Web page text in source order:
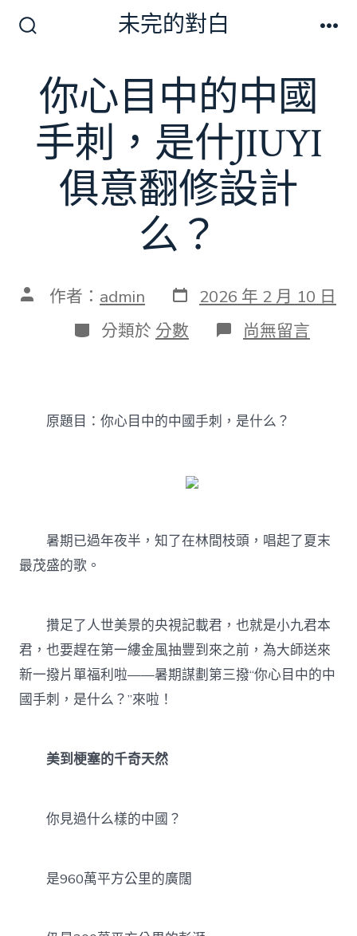
換
關
未完的對白
你心目中的中國
手刺，是什JIUYI
俱意翻修設計
么？
文 作者： admin 發
表
日
期
2026 年 2 月 10 日
分
類
分類於 分數 在
〈你
的
中
俱
意
計
么？〉
中
尚無留言
原題目：你心目中的中國手刺，是什么？
暑期已過年夜半，知了在林間枝頭，唱起了夏末
最茂盛的歌。
攢足了人世美景的央視記載君，也就是小九君本
君，也要趕在第一縷金風抽豐到來之前，為大師送來
新一撥片單福利啦——暑期謀劃第三撥“你心目中的中
國手刺，是什么？”來啦！
美到梗塞的千奇天然
你見過什么樣的中國？
是960萬平方公里的廣闊